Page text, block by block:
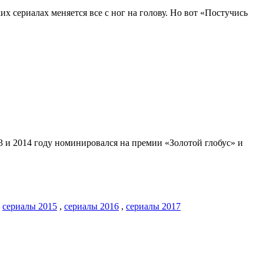
сериалах меняется все с ног на голову. Но вот «Постучись
2014 году номинировался на премии «Золотой глобус» и
сериалы 2015 , сериалы 2016 , сериалы 2017